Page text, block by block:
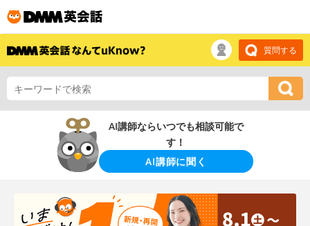
質問する
AI講師ならいつでも相談可能で
す！
AI講師に聞く